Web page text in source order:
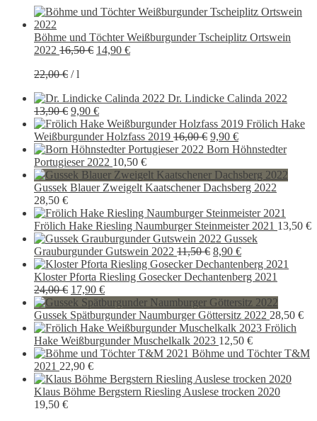
Böhme und Töchter Weißburgunder Tscheiplitz Ortswein
2022 16,50€ Ursprünglicher
14,90 €Aktueller
22,00€ /l
Dr. Lindicke Calinda 2022
13,90€ Ursprünglicher
Preis
war:
13,90 €
9,90 €Aktueller
Preis
ist:
9,90 €.
Frölich Hake
Weißburgunder Holzfass 2019 16,00€ Ursprünglicher
Preis
16,00 €
9,90 €Aktueller
Preis
9,90 €.
Born Höhnstedter
Portugieser 2022 10,50 €
Gussek Blauer Zweigelt Kaatschener Dachsberg 2022
28,50 €
Frölich Hake Riesling Naumburger Steinmeister 2021 13,50 €
Gussek
Grauburgunder Gutswein 2022 11,50€ Ursprünglicher
Preis
war:
8,90 €Aktueller
Preis
ist:
Kloster Pforta Riesling Gosecker Dechantenberg 2021
24,00€ Ursprünglicher
Preis
war:
24,00 €
17,90 €Aktueller
Preis
ist:
17,90 €.
Gussek Spätburgunder Naumburger Göttersitz 2022 28,50 €
Frölich
Hake Weißburgunder Muschelkalk 2023 12,50 €
Böhme und Töchter T&M
2021 22,90 €
Klaus Böhme Bergstern Riesling Auslese trocken 2020
19,50 €